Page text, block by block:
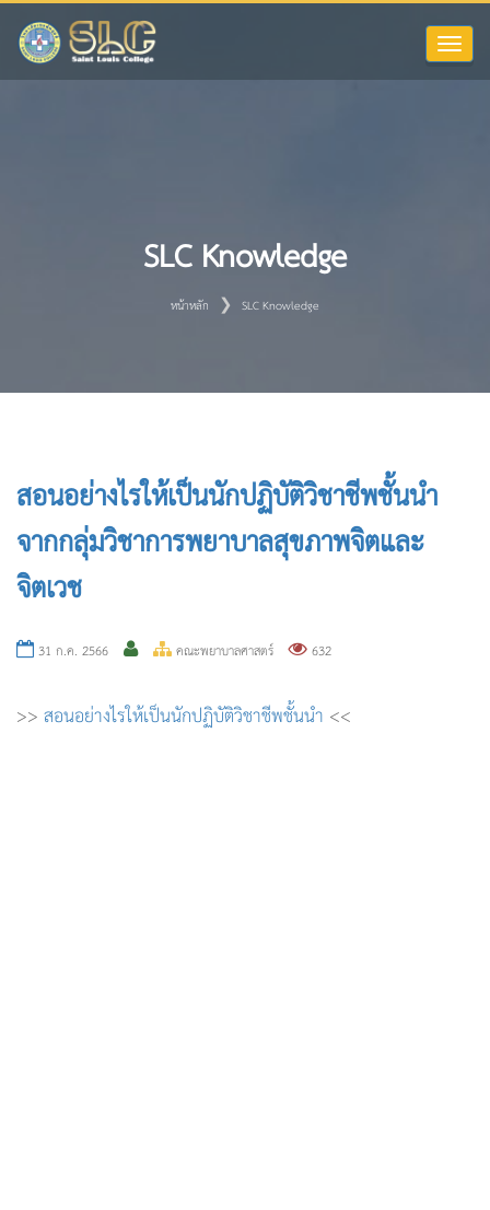
Toggle
SLC Knowledge
หน้าหลัก SLC Knowledge
สอนอย่างไรให้เป็นนักปฏิบัติวิชาชีพชั้นนำ
จากกลุ่มวิชาการพยาบาลสุขภาพจิตและ
จิตเวช
31 ก.ค. 2566 คณะพยาบาลศาสตร์ 632
>>สอนอย่างไรให้เป็นนักปฏิบัติวิชาชีพชั้นนำ <<